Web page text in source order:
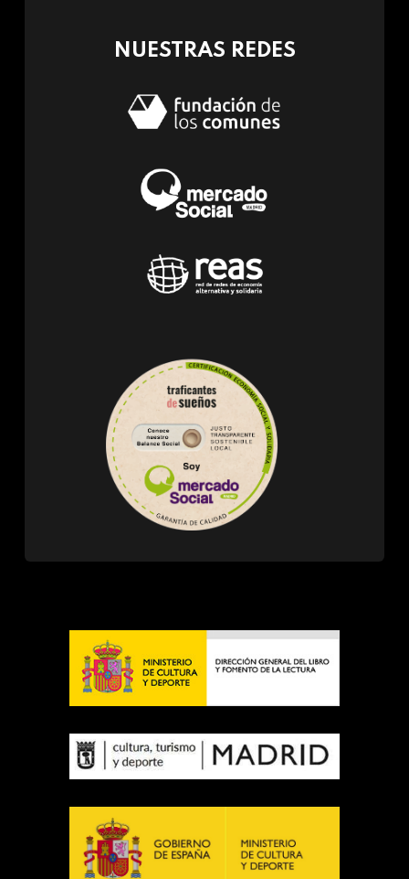
NUESTRAS REDES